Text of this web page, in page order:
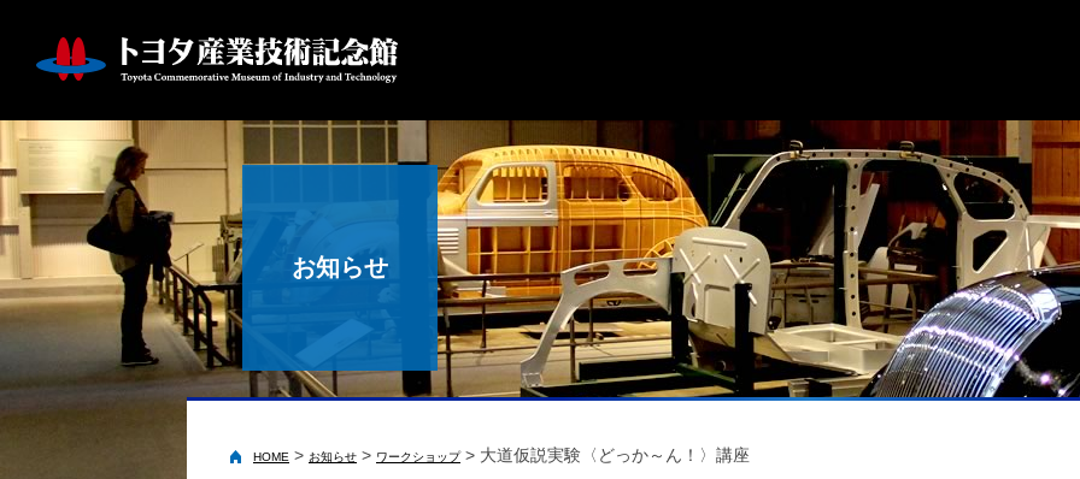
お知らせ
HOME > お知らせ > ワークショップ> 大道仮説実験〈どっか～ん！〉講座